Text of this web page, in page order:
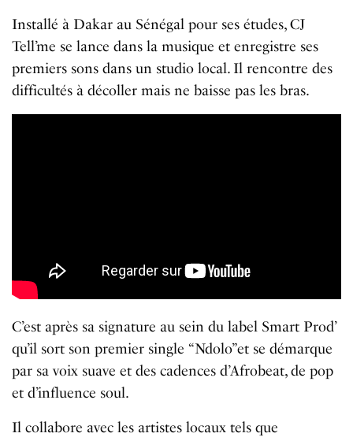
Installé à Dakar au Sénégal pour ses études, CJ
Tell’me se lance dans la musique et enregistre ses
premiers sons dans un studio local. Il rencontre des
difficultés à décoller mais ne baisse pas les bras.
C’est après sa signature au sein du label Smart Prod’
qu’il sort son premier single “Ndolo”et se démarque
par sa voix suave et des cadences d’Afrobeat, de pop
et d’influence soul.
Il collabore avec les artistes locaux tels que